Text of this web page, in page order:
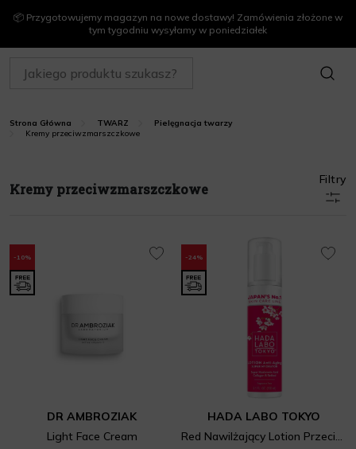
📦 Przygotowujemy magazyn na nowe dostawy! Zamówienia złożone w
tym tygodniu wysyłamy w poniedziałek
SZUKAJ
Strona Główna TWARZ
Pielęgnacja twarzy
Kremy przeciwzmarszczkowe
Kremy przeciwzmarszczkowe
Filtry
-10%
DR AMBROZIAK
Light Face Cream
-24%
HADA LABO TOKYO
Red Nawilżający Lotion Przeciwzmarszczkowy Do Twarzy